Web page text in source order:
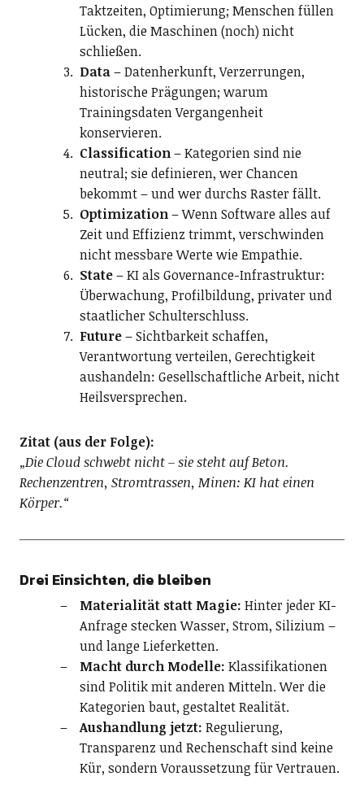
Taktzeiten, Optimierung; Menschen füllen
Lücken, die Maschinen (noch) nicht
schließen.
Data– Datenherkunft, Verzerrungen,
historische Prägungen; warum
Trainingsdaten Vergangenheit
konservieren.
Classification– Kategorien sind nie
neutral; sie definieren, wer Chancen
bekommt – und wer durchs Raster fällt.
Optimization– Wenn Software alles auf
Zeit und Effizienz trimmt, verschwinden
nicht messbare Werte wie Empathie.
State– KI als Governance-Infrastruktur:
Überwachung, Profilbildung, privater und
staatlicher Schulterschluss.
Future– Sichtbarkeit schaffen,
Verantwortung verteilen, Gerechtigkeit
aushandeln: Gesellschaftliche Arbeit, nicht
Heilsversprechen.
Zitat (aus der Folge):
„Die Cloud schwebt nicht – sie steht auf Beton.
Rechenzentren, Stromtrassen, Minen: KI hat einen
Körper.“
Drei Einsichten, die bleiben
Materialität statt Magie: Hinter jeder KI-
Anfrage stecken Wasser, Strom, Silizium –
und lange Lieferketten.
Macht durch Modelle: Klassifikationen
sind Politik mit anderen Mitteln. Wer die
Kategorien baut, gestaltet Realität.
Aushandlung jetzt: Regulierung,
Transparenz und Rechenschaft sind keine
Kür, sondern Voraussetzung für Vertrauen.